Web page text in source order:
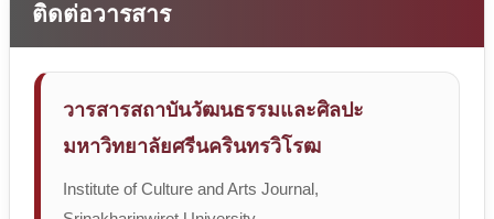
ติดต่อวารสาร
วารสารสถาบันวัฒนธรรมและศิลปะ
มหาวิทยาลัยศรีนครินทรวิโรฒ
Institute of Culture and Arts Journal,